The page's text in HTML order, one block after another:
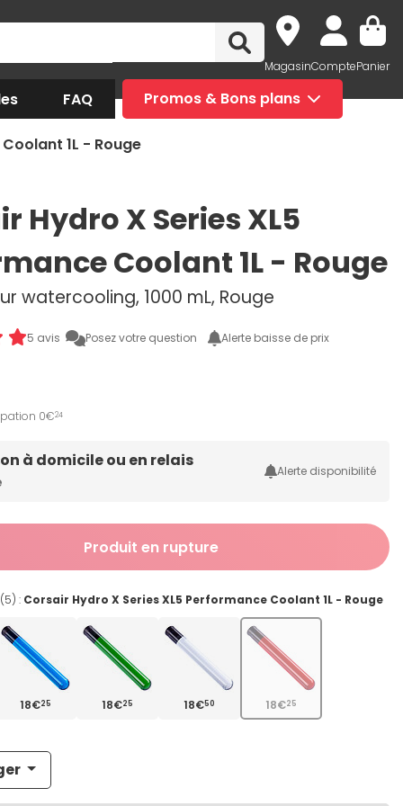
MagasinComptePanier
FAQ Promos & Bons plans
1L - Rouge
Hydro X Series XL5
Coolant 1L - Rouge
watercooling, 1000 mL, Rouge
5 avis Posez votre question Alerte baisse de prix
0€24
à domicile ou en relais
Alerte disponibilité
Produit en rupture
: Corsair Hydro X Series XL5 Performance Coolant 1L - Rouge
18€25 18€25 18€50 18€25